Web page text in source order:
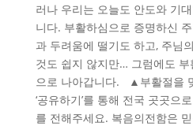
러나 우리는 오늘도 안도와 기
니다. 부활하심으로 증명하신
과 두려움에 떨기도 하고, 주님
것도 쉽지 않지만… 그럼에도
으로 나아갑니다. ▲부활절을
‘공유하기’를 통해 전국 곳곳으
를 전해주세요. 복음의전함은